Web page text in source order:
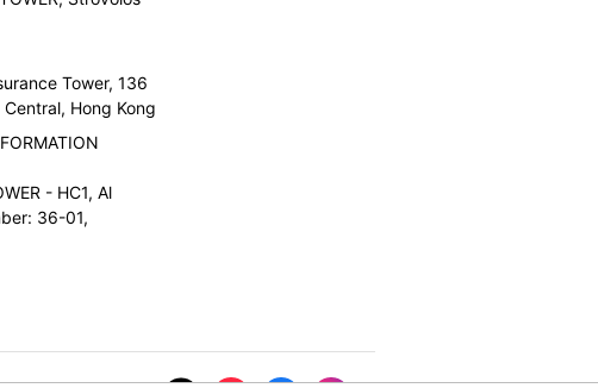
Tower, 136
Hong Kong
- HC1, Al
36-01,